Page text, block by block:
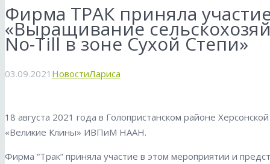
Фирма ТРАК приняла
«Выращивание
No-Till в зоне Сухой Степи»
03.09.2021 НовостиЛариса
18 августа 2021 года в Голопристанском районе
«Великие Клины» ИВПиМ НААН.
Фирма “Трак” приняла участие в этом мероприятии и